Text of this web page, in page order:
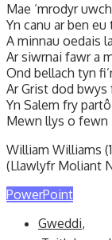
Mae ‘mrodyr
Yn canu ar ben eu
A minnau oedais
Ar siwrnai fawr a
Ond bellach tyn
Ar Grist dod bwys
Yn Salem fry
Mewn llys o fewn
William Williams
(Llawlyfr Moliant
PowerPoint
Gweddi,